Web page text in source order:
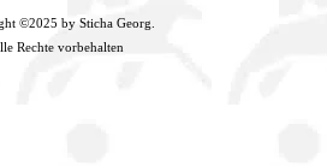
©2025 by Sticha Georg.
Rechte vorbehalten